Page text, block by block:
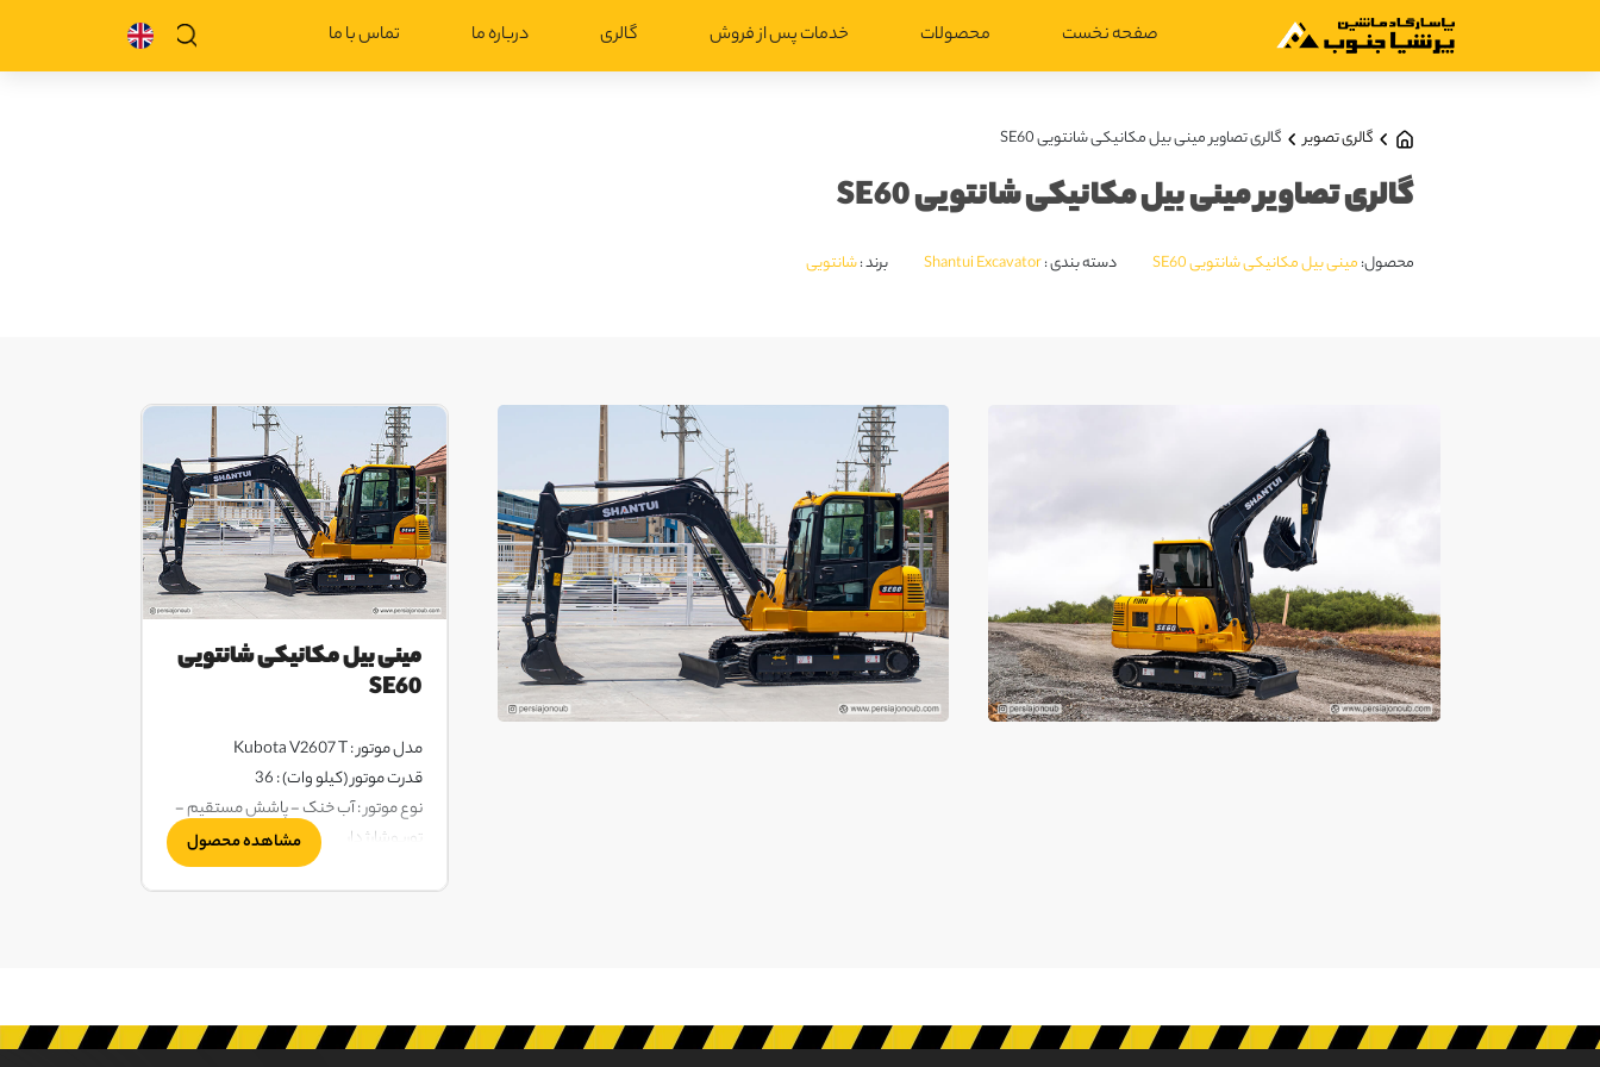
صفحه نخست محصولات خدمات پس از فروش گالری درباره ما تماس با ما
گالری تصویر گالری تصاویر مینی بیل مکانیکی شانتویی SE60
گالری تصاویر مینی بیل مکانیکی شانتویی SE60
محصول:مینی بیل مکانیکی شانتویی SE60 دسته بندی :Shantui Excavator برند :شانتویی
مینی بیل مکانیکی شانتویی
SE60
مدل موتور : Kubota V2607 T
قدرت موتور (کیلو وات) : 36
نوع موتور : آب خنک - پاشش مستقیم -
توربوشارژ دار
مشاهده محصول